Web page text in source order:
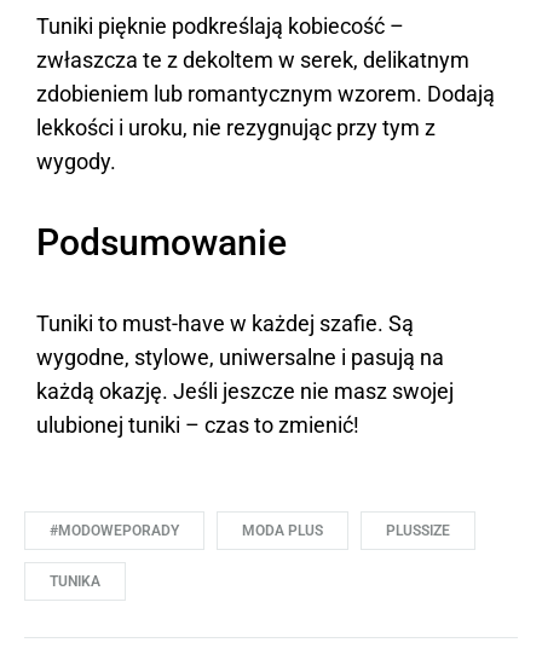
Tuniki pięknie podkreślają kobiecość –
zwłaszcza te z dekoltem w serek, delikatnym
zdobieniem lub romantycznym wzorem. Dodają
lekkości i uroku, nie rezygnując przy tym z
wygody.
Podsumowanie
Tuniki to must-have w każdej szafie. Są
wygodne, stylowe, uniwersalne i pasują na
każdą okazję. Jeśli jeszcze nie masz swojej
ulubionej tuniki – czas to zmienić!
#MODOWEPORADY MODA PLUS PLUSSIZE
TUNIKA